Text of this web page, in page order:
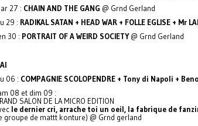
27 : CHAIN AND THE GANG @ Grnd Gerland
29 : RADIKAL SATAN + HEAD WAR + FOLLE EGLISE + Mr
30 : PORTRAIT OF A WEIRD SOCIETY@ Grnd Gerland
06 : COMPAGNIE SCOLOPENDRE + Tony di Napoli +
08 et dim 09 :
SALON DE LA MICRO EDITION
le dernier cri, arrache toi un oeil, la fabrique de
groupe de mattt konture) @ Grnd gerland